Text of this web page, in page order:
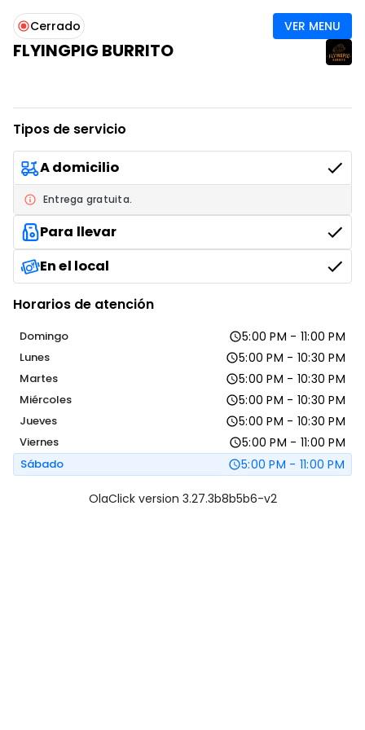
Cerrado VER MENU
FLYINGPIG BURRITO
Tipos de servicio
A domicilio
Entrega gratuita.
Para llevar
En el local
Horarios de atención
Domingo 5:00 PM - 11:00 PM
Lunes 5:00 PM - 10:30 PM
Martes 5:00 PM - 10:30 PM
Miércoles 5:00 PM - 10:30 PM
Jueves 5:00 PM - 10:30 PM
Viernes 5:00 PM - 11:00 PM
Sábado 5:00 PM - 11:00 PM
OlaClick version 3.27.3b8b5b6-v2